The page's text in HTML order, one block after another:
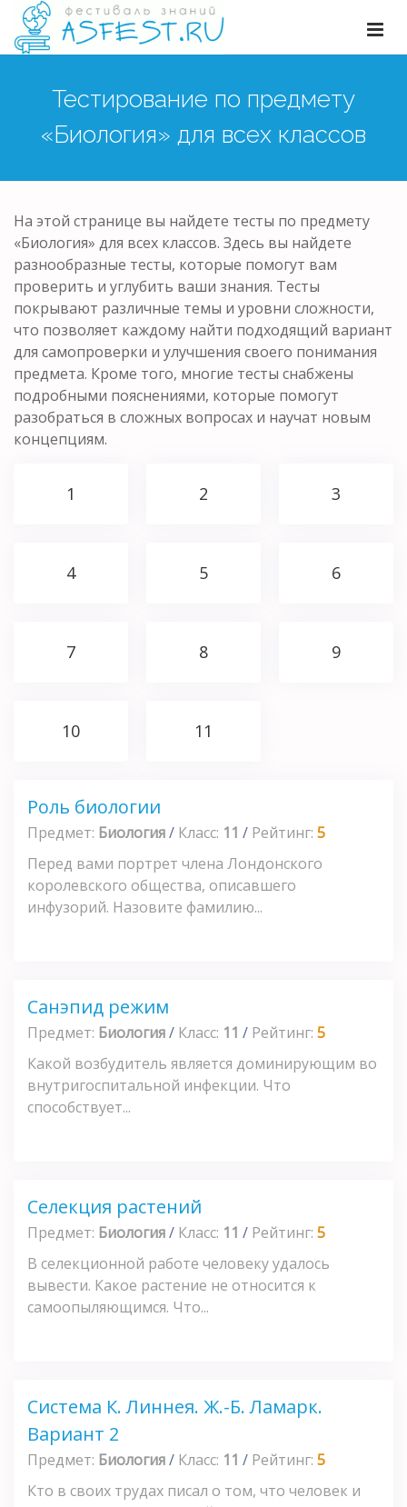
Тестирование по предмету
«Биология» для всех классов
На этой странице вы найдете тесты по предмету
«Биология» для всех классов. Здесь вы найдете
разнообразные тесты, которые помогут вам
проверить и углубить ваши знания. Тесты
покрывают различные темы и уровни сложности,
что позволяет каждому найти подходящий вариант
для самопроверки и улучшения своего понимания
предмета. Кроме того, многие тесты снабжены
подробными пояснениями, которые помогут
разобраться в сложных вопросах и научат новым
концепциям.
1 2 3
4 5 6
7 8 9
10 11
Роль биологии
Предмет: Биология/ Класс: 11 / Рейтинг: 5
Перед вами портрет члена Лондонского
королевского общества, описавшего
инфузорий. Назовите фамилию...
Санэпид режим
Предмет: Биология/ Класс: 11 / Рейтинг: 5
Какой возбудитель является доминирующим во
внутригоспитальной инфекции. Что
способствует...
Селекция растений
Предмет: Биология/ Класс: 11 / Рейтинг: 5
В селекционной работе человеку удалось
вывести. Какое растение не относится к
самоопыляющимся. Что...
Система К. Линнея. Ж.-Б. Ламарк.
Вариант 2
Предмет: Биология/ Класс: 11 / Рейтинг: 5
Кто в своих трудах писал о том, что человек и